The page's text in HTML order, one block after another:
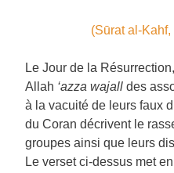
(Sūrat al-
Le Jour de la
Allah ‘azza wajall des
à la vacuité de leurs faux
du Coran décrivent le
groupes ainsi que leurs
Le verset ci-dessus met